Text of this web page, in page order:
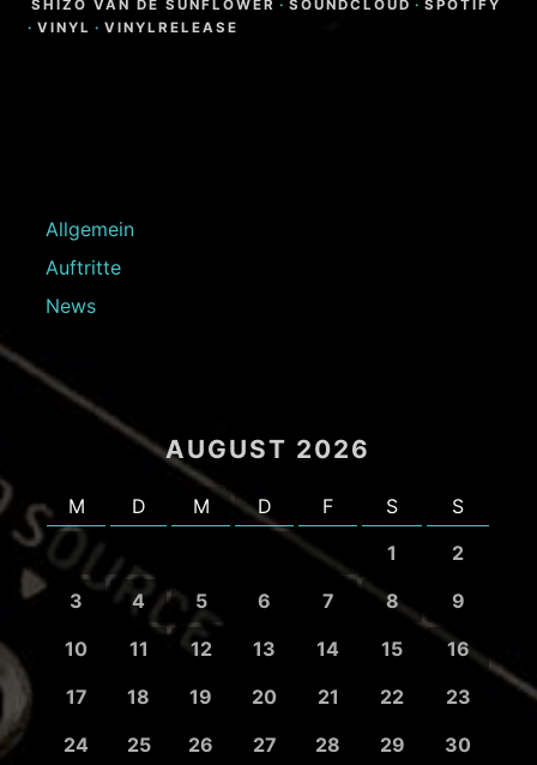
SHIZO VAN DE SUNFLOWER · SOUNDCLOUD · SPOTIFY
· VINYL · VINYLRELEASE
Allgemein
Auftritte
News
AUGUST 2026
M D M D F S
S
1
2
3
4 5 6 7 8
9
10
11 12 13 14 15
16
17
18 19 20 21 22
23
24
25 26 27 28 29
30